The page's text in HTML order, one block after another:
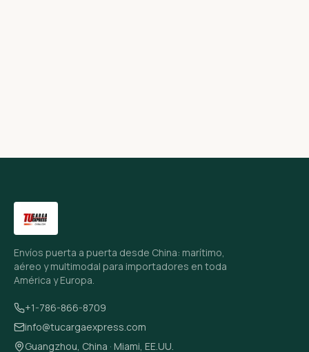
Envíos puerta a puerta desde China: marítimo,
aéreo y multimodal para importadores en toda
América y Europa.
+1-786-866-8709
info@tucargaexpress.com
Guangzhou, China · Miami, EE.UU.